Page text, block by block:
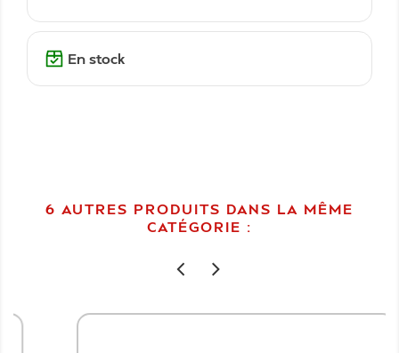
En stock
6 AUTRES PRODUITS DANS LA MÊME
CATÉGORIE :